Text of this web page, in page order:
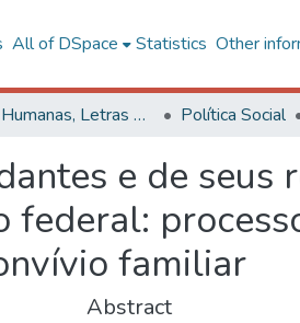
All of DSpace Statistics Other
Ciências Humanas, Letras e Artes Política Social
e de
federal:
familiar
Abstract